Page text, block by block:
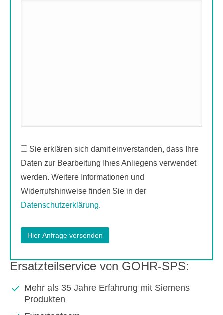
Sie erklären sich damit einverstanden, dass Ihre
Daten zur Bearbeitung Ihres Anliegens verwendet
werden. Weitere Informationen und
Widerrufshinweise finden Sie in der
Datenschutzerklärung.
Ersatzteilservice von GOHR-SPS:
Mehr als 35 Jahre Erfahrung mit Siemens
Produkten